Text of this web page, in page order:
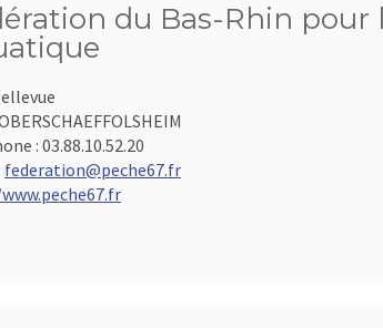
du Bas-Rhin
: 03.88.10.52.20
federation@peche67.fr